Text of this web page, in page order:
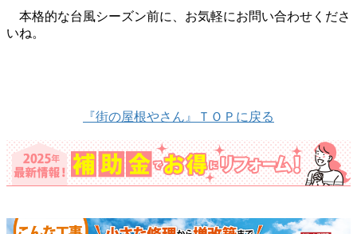
本格的な台風シーズン前に、お気軽にお問い合わせくださ
いね。
『街の屋根やさん』ＴＯＰに戻る